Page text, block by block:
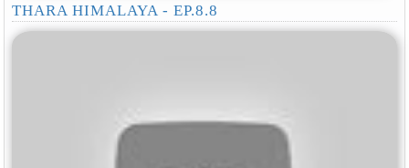
THARA HIMALAYA - EP.8.8